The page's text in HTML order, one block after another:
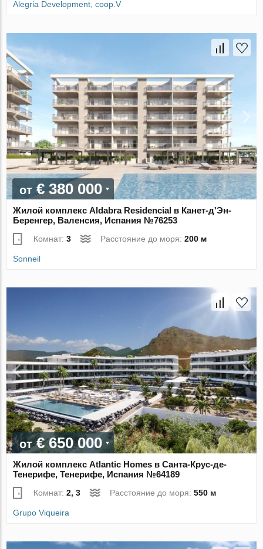
Alegria Development, coop.V
от € 380 000
Жилой комплекс Aldabra Residencial в Канет-д'Эн-
Беренгер, Валенсия, Испания №76253
Комнат:3 Расстояние до моря:200 м
Sonneil
от€ 650 000
Жилой комплекс Atlantic Homes в Санта-Крус-де-
Тенерифе, Тенерифе, Испания №64189
Комнат:2, 3 Расстояние до моря:550 м
Grupo Viqueira